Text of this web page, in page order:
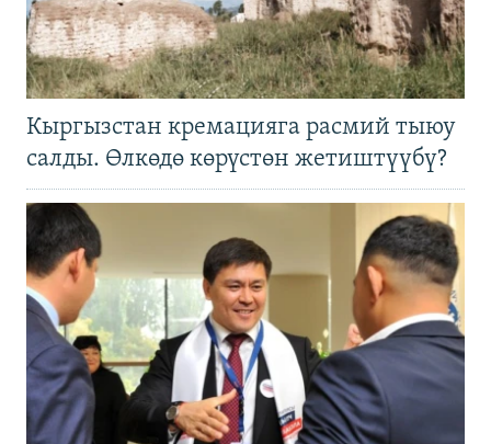
Кыргызстан кремацияга расмий тыюу
салды. Өлкөдө көрүстөн жетиштүүбү?